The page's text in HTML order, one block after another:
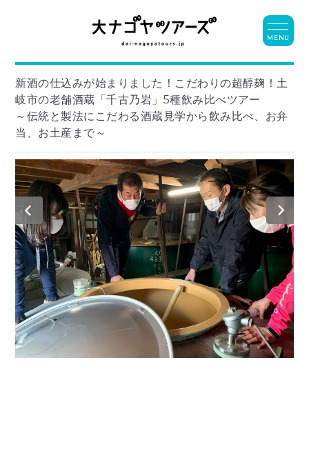
新酒の仕込みが始まりました！こだわりの超醇麹！土
岐市の老舗酒蔵「千古乃岩」5種飲み比べツアー
～伝統と製法にこだわる酒蔵見学から飲み比べ、お弁
当、お土産まで～
MENU